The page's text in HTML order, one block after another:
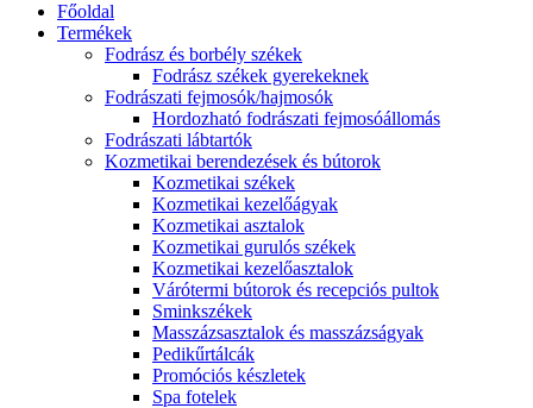
Főoldal
Termékek
Fodrász és borbély székek
Fodrász székek gyerekeknek
Fodrászati fejmosók/hajmosók
Hordozható fodrászati fejmosóállomás
Fodrászati lábtartók
Kozmetikai berendezések és bútorok
Kozmetikai székek
Kozmetikai kezelőágyak
Kozmetikai asztalok
Kozmetikai gurulós székek
Kozmetikai kezelőasztalok
Várótermi bútorok és recepciós pultok
Sminkszékek
Masszázsasztalok és masszázságyak
Pedikűrtálcák
Promóciós készletek
Spa fotelek